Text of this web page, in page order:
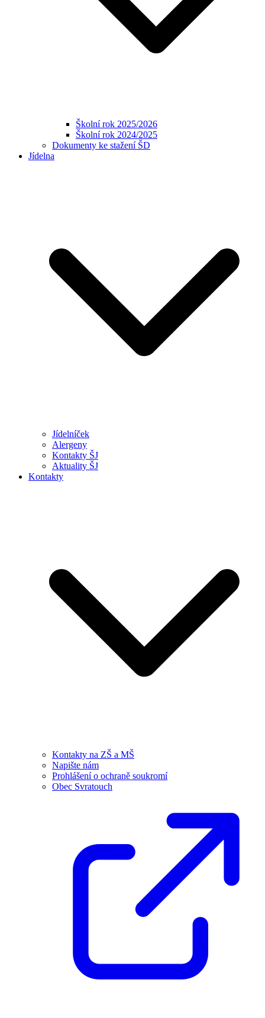
Školní rok 2025/2026
Školní rok 2024/2025
Dokumenty ke stažení ŠD
Jídelna
Jídelníček
Alergeny
Kontakty ŠJ
Aktuality ŠJ
Kontakty
Kontakty na ZŠ a MŠ
Napište nám
Prohlášení o ochraně soukromí
Obec Svratouch